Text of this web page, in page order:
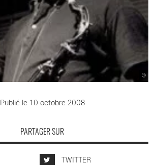
©
Publié le 10 octobre 2008
PARTAGER SUR
TWITTER